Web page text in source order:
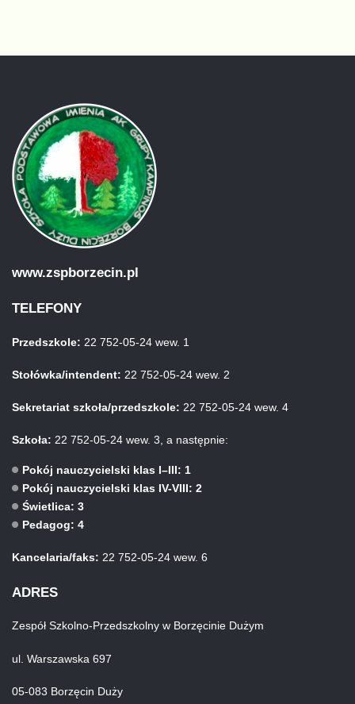
www.zspborzecin.pl
TELEFONY
Przedszkole: 22 752-05-24 wew. 1
Stołówka/intendent: 22 752-05-24 wew. 2
Sekretariat szkoła/przedszkole: 22 752-05-24 wew. 4
Szkoła: 22 752-05-24 wew. 3, a następnie:
Pokój nauczycielski klas I–III: 1
Pokój nauczycielski klas IV-VIII: 2
Świetlica: 3
Pedagog: 4
Kancelaria/faks: 22 752-05-24 wew. 6
ADRES
Zespół Szkolno-Przedszkolny w Borzęcinie Dużym
ul. Warszawska 697
05-083 Borzęcin Duży